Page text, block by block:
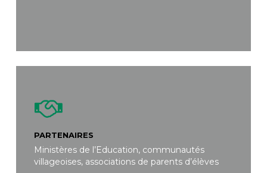
PARTENAIRES
Ministères de l’Education, communautés
villageoises, associations de parents d’élèves